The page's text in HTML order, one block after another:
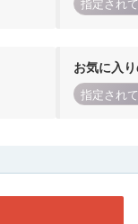
指定され
お気に入
指定され